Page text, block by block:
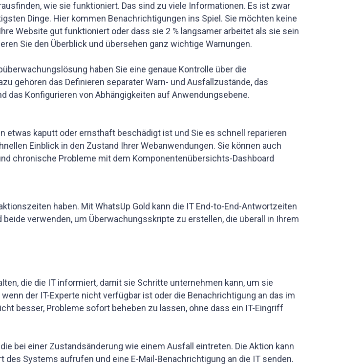
wie sie funktioniert. Das sind zu viele Informationen. Es ist zwar
Dinge. Hier kommen Benachrichtigungen ins Spiel. Sie möchten keine
Website gut funktioniert oder dass sie 2 % langsamer arbeitet als sie sein
Sie den Überblick und übersehen ganz wichtige Warnungen.
haben Sie eine genaue Kontrolle über die
gehören das Definieren separater Warn- und Ausfallzustände, das
Konfigurieren von Abhängigkeiten auf Anwendungsebene.
etwas kaputt oder ernsthaft beschädigt ist und Sie es schnell reparieren
Einblick in den Zustand Ihrer Webanwendungen. Sie können auch
chronische Probleme mit dem Komponentenübersichts-Dashboard
haben. Mit WhatsUp Gold kann die IT End-to-End-Antwortzeiten
verwenden, um Überwachungsskripte zu erstellen, die überall in Ihrem
die die IT informiert, damit sie Schritte unternehmen kann, um sie
der IT-Experte nicht verfügbar ist oder die Benachrichtigung an das im
besser, Probleme sofort beheben zu lassen, ohne dass ein IT-Eingriff
bei einer Zustandsänderung wie einem Ausfall eintreten. Die Aktion kann
Systems aufrufen und eine E-Mail-Benachrichtigung an die IT senden.